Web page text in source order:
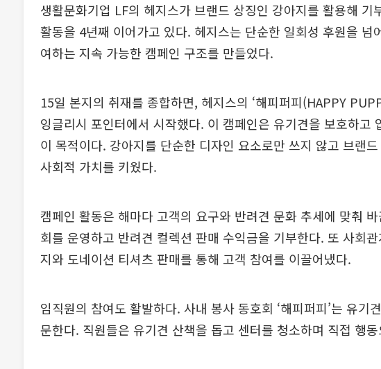
생활문화기업 LF의 헤지스가 브랜드 상징인 강아지를 활용해 기
활동을 4년째 이어가고 있다. 헤지스는 단순한 일회성 후원을 넘
여하는 지속 가능한 캠페인 구조를 만들었다.
15일 본지의 취재를 종합하면, 헤지스의 ‘해피퍼피(HAPPY
잉글리시 포인터에서 시작했다. 이 캠페인은 유기견을 보호하고
이 목적이다. 강아지를 단순한 디자인 요소로만 쓰지 않고 브랜
사회적 가치를 키웠다.
캠페인 활동은 해마다 고객의 요구와 반려견 문화 추세에 맞춰
회를 운영하고 반려견 컬렉션 판매 수익금을 기부한다. 또 사회
지와 도네이션 티셔츠 판매를 통해 고객 참여를 이끌어냈다.
임직원의 참여도 활발하다. 사내 봉사 동호회 ‘해피퍼피’는 유기
문한다. 직원들은 유기견 산책을 돕고 센터를 청소하며 직접 행